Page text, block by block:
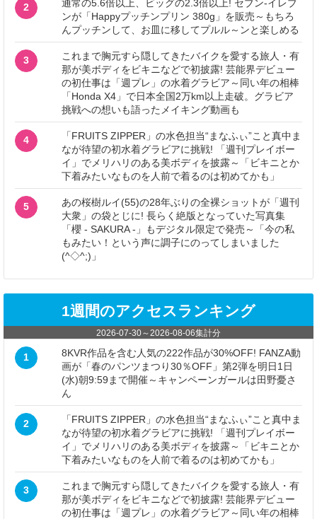
2
通常の5.6倍以上、ビッグの2.3倍以上! セブン‐イレブ
ンが「Happyプッチンプリン 380g」を販売～もちろ
んプッチンして、お皿に移してプルル～ンと楽しめる
3
これまで胸元すら隠してきたバイクを愛する旅人・有
那が美ボディをビキニなどで初披露! 芸能界デビュー
の初仕事は「週プレ」の水着グラビア～同い年の相棒
「Honda X4」で日本全国2万km以上走破。グラビア
挑戦への想いも語ったメイキング動画も
4
「FRUITS ZIPPER」の水色担当“まなふぃ”こと真中ま
なが待望の初水着グラビアに挑戦! 「週刊プレイボー
イ」でメリハリのある美ボディを披露～「ビキニとか
下着みたいなものを人前で着るのは初めてかも」
5
あの桜樹ルイ(55)の28年ぶりの全裸ショットが「週刊
大衆」の袋とじに! 長らく絶版となっていた写真集
「櫻 - SAKURA -」もデジタル限定で発売～「今の私
もみたい！という声に調子にのってしまいました
(^◇^;)」
1週間のアクセスランキング
2026-07-30～ 2026-08-06集計分
1
8KVR作品を含む人気の222作品が30%OFF! FANZA動
画が「春のパンツまつり30％OFF」第2弾を明日1日
(水)朝9:59まで開催～キャンペーンガールは田野憂さ
ん
2
「FRUITS ZIPPER」の水色担当“まなふぃ”こと真中ま
なが待望の初水着グラビアに挑戦! 「週刊プレイボー
イ」でメリハリのある美ボディを披露～「ビキニとか
下着みたいなものを人前で着るのは初めてかも」
3
これまで胸元すら隠してきたバイクを愛する旅人・有
那が美ボディをビキニなどで初披露! 芸能界デビュー
の初仕事は「週プレ」の水着グラビア～同い年の相棒